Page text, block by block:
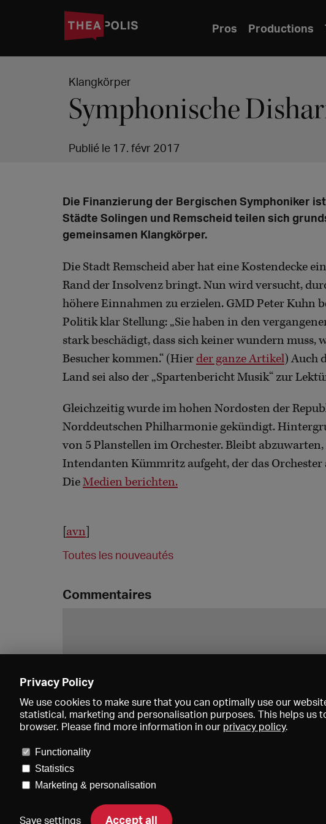
Pros Productions
Klangkörper
Symphonische
Publié le 17. févr 2017
Die Finanzierung der Bergischen Symphoniker
Städte Solingen und Remscheid teilen sich
gemeinsamen Klangkörper.
Die Stadt Remscheid aber hat eine Kostendecke
Rand der Insolvenz bringt. Nun wird versucht,
höhere Einnahmen zu erzielen. GMD Peter Kuhn
Politik klar Stellung: „Sie haben in den
stark beschädigt, dass sich keiner wundern muss,
Besucher kommen.“ (Hier der ganze Artikel) Auch
Land sei also der „Spartenbericht Musik“ zur
Gleichzeitig wurde im hohen Nordosten der
Norddeutschen Philharmonie gekündigt.
von 5 Planstellen im Orchester. Bleibt
Intendanten Kümmritz aufgeht, der das
DieMedien berichten.
[avn]
Toutes les nouveautés
Commentaires
Privacy Policy
We use cookies to make sure that you can optimally use our
statistical, marketing and personalisation purposes. This helps us
browser. Please find more information in our privacy policy.
Functionality
Statistics
Marketing & personalisation
Save settings Accept all